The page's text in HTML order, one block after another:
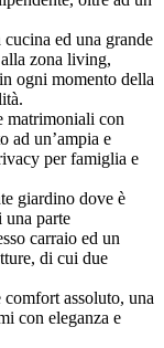
ed una grande
zona living,
ogni momento della
matrimoniali con
ad un’ampia e
per famiglia e
giardino dove è
una parte
carraio ed un
di cui due
assoluto, una
con eleganza e